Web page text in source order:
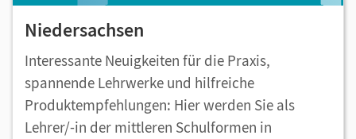
Niedersachsen
Interessante Neuigkeiten für die Praxis,
spannende Lehrwerke und hilfreiche
Produktempfehlungen: Hier werden Sie als
Lehrer/-in der mittleren Schulformen in